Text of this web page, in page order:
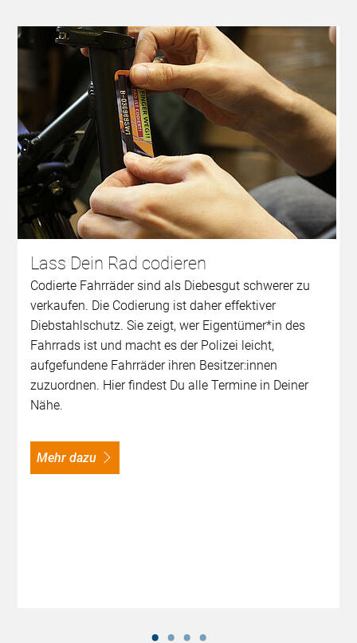
Lass Dein Rad codieren
Codierte Fahrräder sind als Diebesgut schwerer zu
verkaufen. Die Codierung ist daher effektiver
Diebstahlschutz. Sie zeigt, wer Eigentümer*in des
Fahrrads ist und macht es der Polizei leicht,
aufgefundene Fahrräder ihren Besitzer:innen
zuzuordnen. Hier findest Du alle Termine in Deiner
Nähe.
Mehr dazu